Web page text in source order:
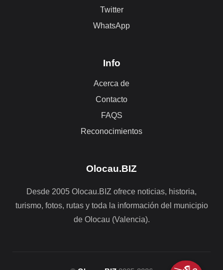
Twitter
WhatsApp
Info
Acerca de
Contacto
FAQS
Reconocimientos
Olocau.BIZ
Desde 2005 Olocau.BIZ ofrece noticias, historia,
turismo, fotos, rutas y toda la información del municipio
de Olocau (Valencia).